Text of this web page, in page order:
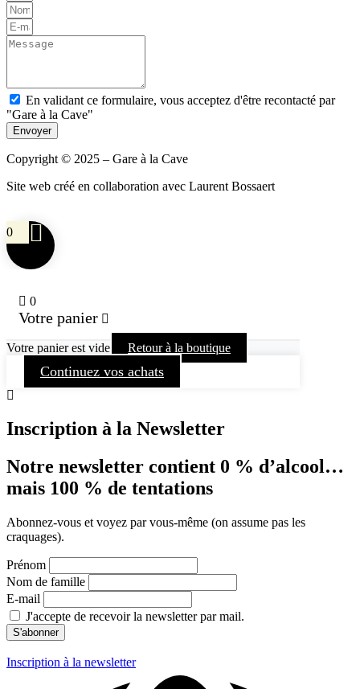
En validant ce formulaire, vous acceptez d'être recontacté par
"Gare à la Cave"
Envoyer
Copyright © 2025 – Gare à la Cave
Site web créé en collaboration avec Laurent Bossaert
0
0
Votre panier
Votre panier est vide Retour à la boutique
Continuez vos achats
Inscription à la Newsletter
Notre newsletter contient 0 % d’alcool…
mais 100 % de tentations
Abonnez-vous et voyez par vous-même (on assume pas les
craquages).
Prénom
Nom de famille
E-mail
J'accepte de recevoir la newsletter par mail.
Inscription à la newsletter